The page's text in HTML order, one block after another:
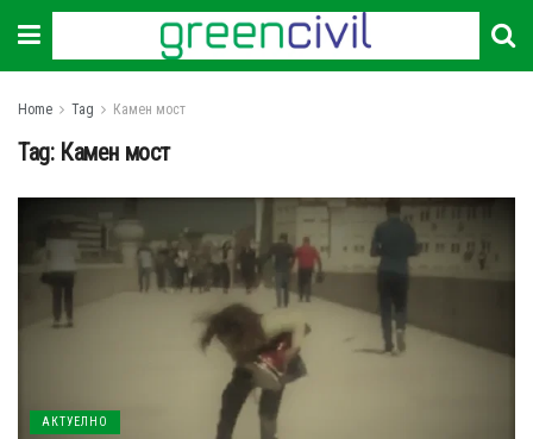
Home Tag Камен мост
Tag: Камен мост
АКТУЕЛНО